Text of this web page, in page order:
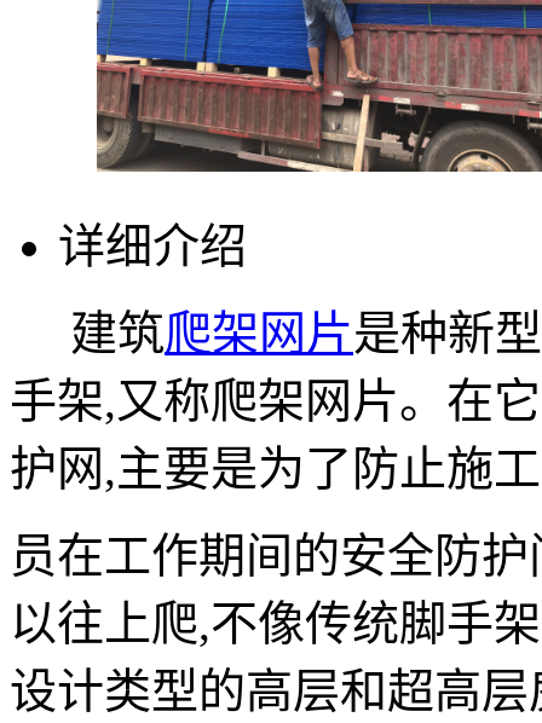
详细介绍
建筑爬架网片是种新
手架,又称爬架网片。在
护网,主要是为了防止施
员在工作期间的安全防
以往上爬,不像传统脚手
设计类型的高层和超高层